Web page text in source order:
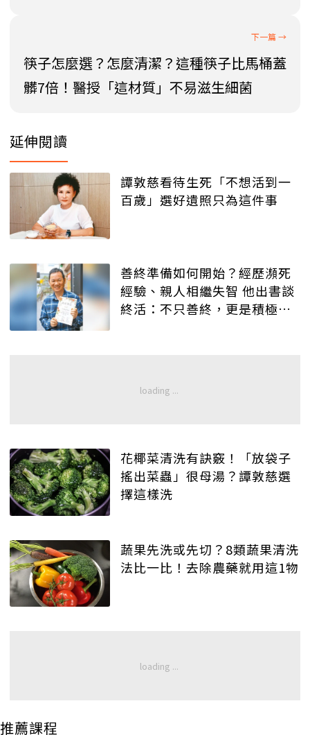
筷子怎麼選？怎麼清潔？這種筷子比馬桶蓋
髒7倍！醫授「這材質」不易滋生細菌
延伸閱讀
譚敦慈看待生死「不想活到一
百歲」選好遺照只為這件事
善終準備如何開始？經歷瀕死
經驗、親人相繼失智 他出書談
終活：不只善終，更是積極活
花椰菜清洗有訣竅！「放袋子
搖出菜蟲」很母湯？譚敦慈選
擇這樣洗
蔬果先洗或先切？8類蔬果清洗
法比一比！去除農藥就用這1物
推薦課程